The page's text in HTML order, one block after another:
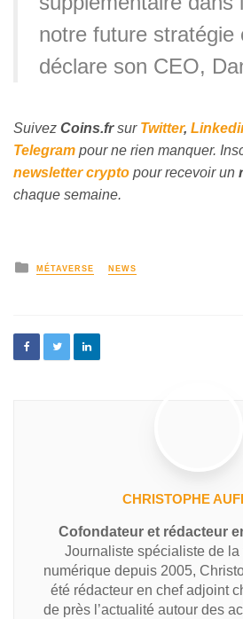
notre future stratégie
déclare son CEO,
Suivez Coins.frsur Twitter,
Telegram pour ne rien manquer.
newsletter crypto pour recevoir un
chaque semaine.
MÉTAVERSE NEWS
CHRISTOPHE
Cofondateur et rédacteur
Journaliste spécialiste de la
numérique depuis 2005,
été rédacteur en chef adjoint
de près l’actualité autour des